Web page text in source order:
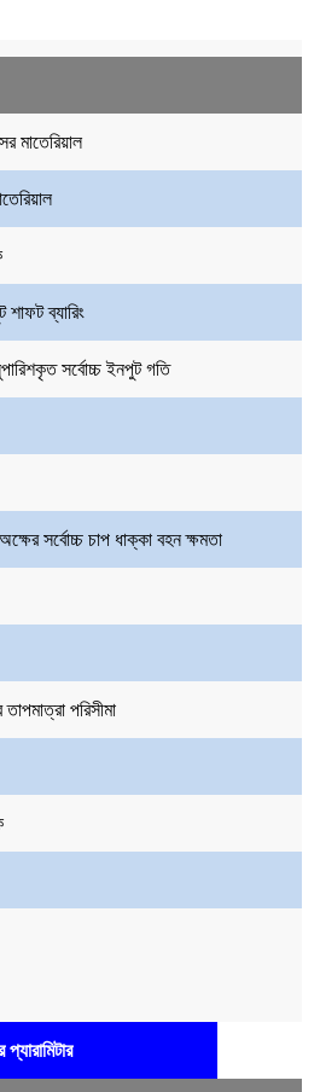
মাতেরিয়াল
ব্যারিং
সর্বোচ্চ ইনপুট গতি
সর্বোচ্চ চাপ ধাক্কা বহন ক্ষমতা
তাপমাত্রা পরিসীমা